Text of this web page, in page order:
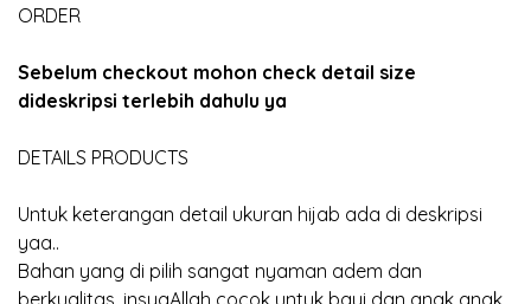
ORDER
Sebelum checkout mohon check detail size
dideskripsi terlebih dahulu ya
DETAILS PRODUCTS
Untuk keterangan detail ukuran hijab ada di deskripsi
yaa..
Bahan yang di pilih sangat nyaman adem dan
berkualitas, insyaAllah cocok untuk bayi dan anak anak